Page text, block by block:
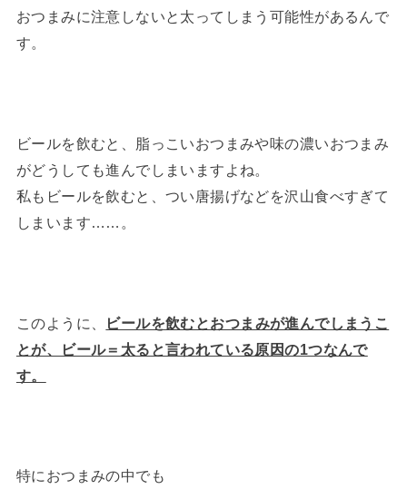
おつまみに注意しないと太ってしまう可能性があるんで
す。
ビールを飲むと、脂っこいおつまみや味の濃いおつまみ
がどうしても進んでしまいますよね。
私もビールを飲むと、つい唐揚げなどを沢山食べすぎて
しまいます……。
このように、
ビールを飲むとおつまみが進んでしまうこ
とが、ビール＝太ると言われている原因の1つなんで
す。
特におつまみの中でも